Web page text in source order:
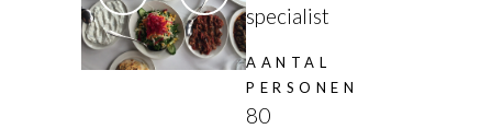
specialist
AANTAL
PERSONEN
80